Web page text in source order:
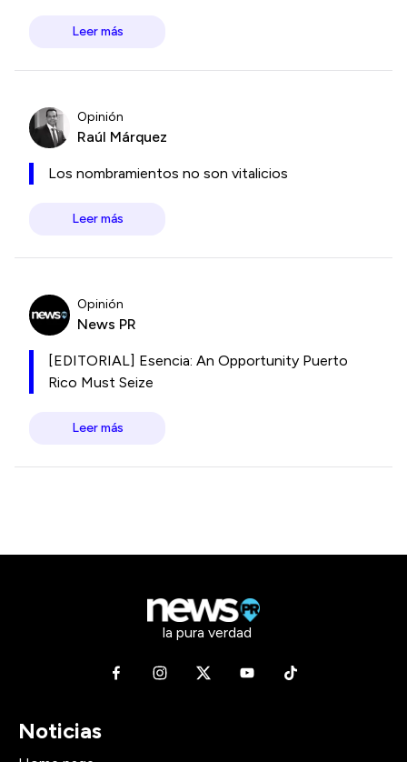
Leer más
Opinión
Raúl Márquez
Los nombramientos no son vitalicios
Leer más
Opinión
News PR
[EDITORIAL] Esencia: An Opportunity Puerto
Rico Must Seize
Leer más
la pura verdad
Noticias